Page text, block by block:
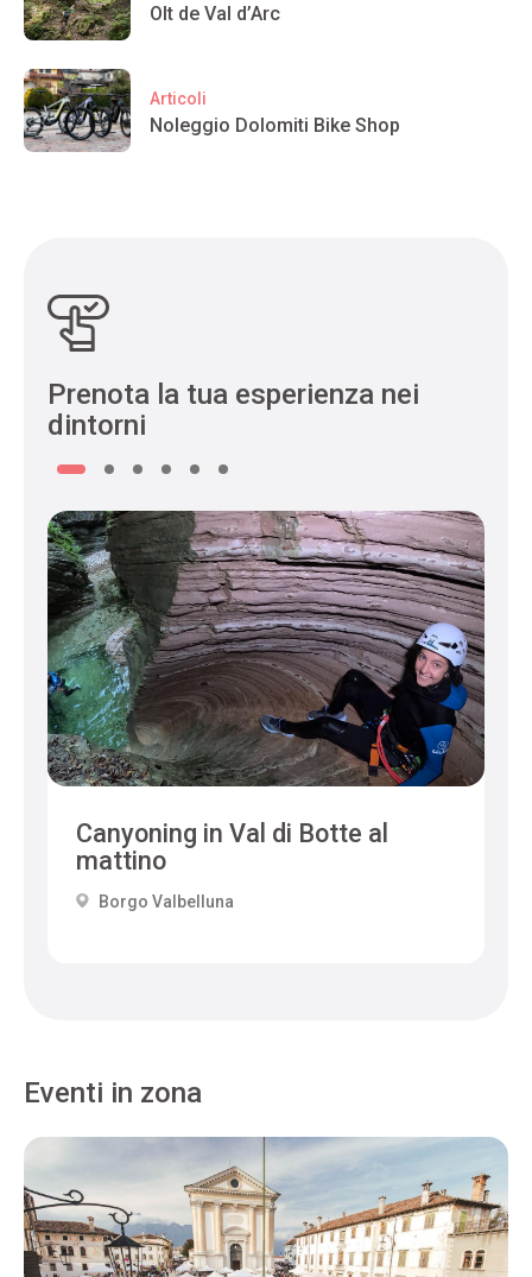
Olt de Val d’Arc
Articoli
Noleggio Dolomiti Bike Shop
Prenota la tua esperienza nei
dintorni
Canyoning in Val di Botte al
mattino
Borgo Valbelluna
Eventi in zona